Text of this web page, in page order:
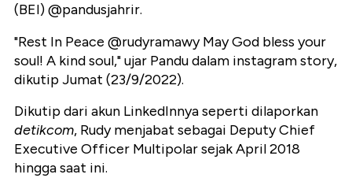
(BEI) @pandusjahrir.
"Rest In Peace @rudyramawy May God bless your
soul! A kind soul," ujar Pandu dalam instagram story,
dikutip Jumat (23/9/2022).
Dikutip dari akun LinkedInnya seperti dilaporkan
detikcom, Rudy menjabat sebagai Deputy Chief
Executive Officer Multipolar sejak April 2018
hingga saat ini.